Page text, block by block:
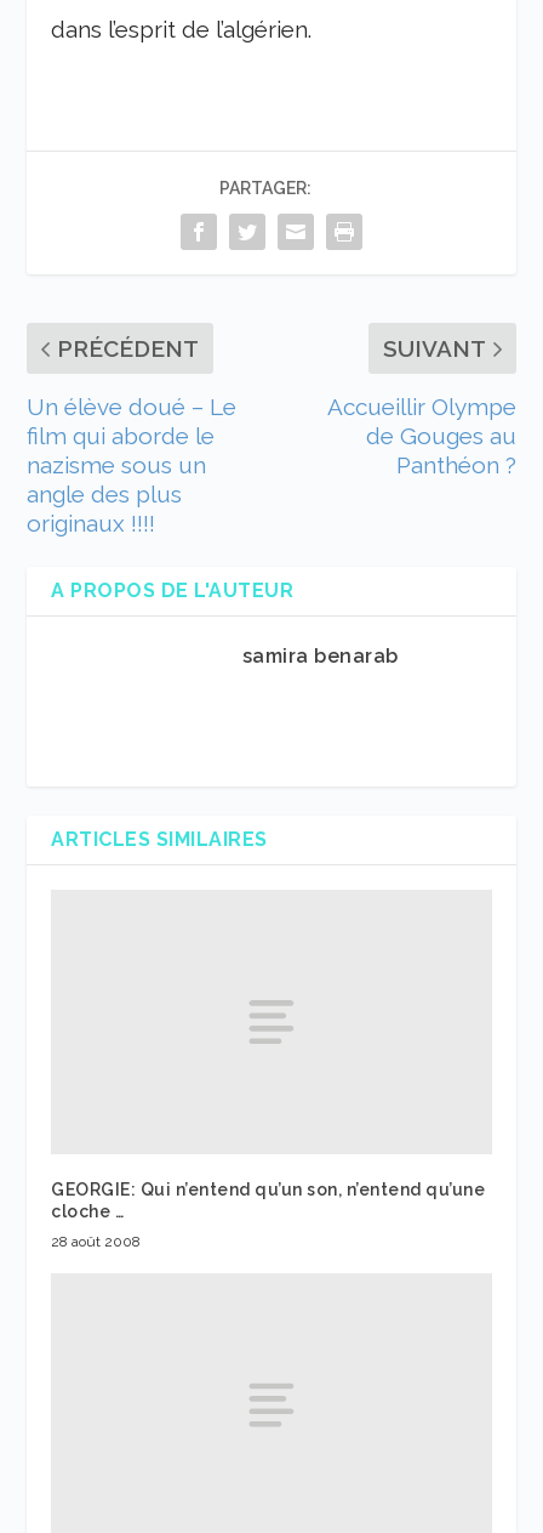
dans l’esprit de l’algérien.
PARTAGER:
PRÉCÉDENT
Un élève doué – Le
film qui aborde le
nazisme sous un
angle des plus
originaux !!!!
SUIVANT
Accueillir Olympe
de Gouges au
Panthéon ?
A PROPOS DE L'AUTEUR
samira benarab
ARTICLES SIMILAIRES
GEORGIE: Qui n’entend qu’un son, n’entend qu’une
cloche …
28 août 2008